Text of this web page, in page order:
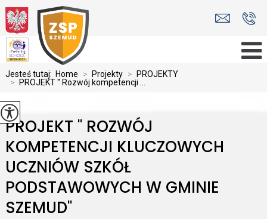
Jesteś tutaj: Home > Projekty >
PROJEKTY
>
PROJEKT '' Rozwój kompetencji ...
PROJEKT '' ROZWÓJ
KOMPETENCJI KLUCZOWYCH
UCZNIÓW SZKÓŁ
PODSTAWOWYCH W GMINIE
SZEMUD''